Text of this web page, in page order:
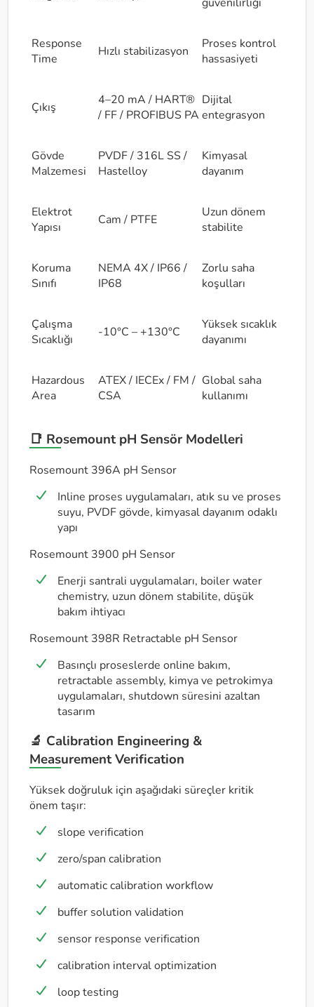
Response
Time
Hızlı stabilizasyon
Proses kontrol
hassasiyeti
Çıkış
4–20 mA / HART®
/ FF / PROFIBUS PA
Dijital
entegrasyon
Gövde
Malzemesi
PVDF / 316L SS /
Hastelloy
Kimyasal
dayanım
Elektrot
Yapısı
Cam / PTFE
Uzun dönem
stabilite
Koruma
Sınıfı
NEMA 4X / IP66 /
IP68
Zorlu saha
koşulları
Çalışma
Sıcaklığı
-10°C – +130°C
Yüksek sıcaklık
dayanımı
Hazardous
Area
ATEX / IECEx / FM /
CSA
Global saha
kullanımı
📑 Rosemount pH Sensör Modelleri
Rosemount 396A pH Sensor
Inline proses uygulamaları, atık su ve proses
suyu, PVDF gövde, kimyasal dayanım odaklı
yapı
Rosemount 3900 pH Sensor
Enerji santrali uygulamaları, boiler water
chemistry, uzun dönem stabilite, düşük
bakım ihtiyacı
Rosemount 398R Retractable pH Sensor
Basınçlı proseslerde online bakım,
retractable assembly, kimya ve petrokimya
uygulamaları, shutdown süresini azaltan
tasarım
🔬 Calibration Engineering &
Measurement Verification
Yüksek doğruluk için aşağıdaki süreçler kritik
önem taşır:
slope verification
zero/span calibration
automatic calibration workflow
buffer solution validation
sensor response verification
calibration interval optimization
loop testing